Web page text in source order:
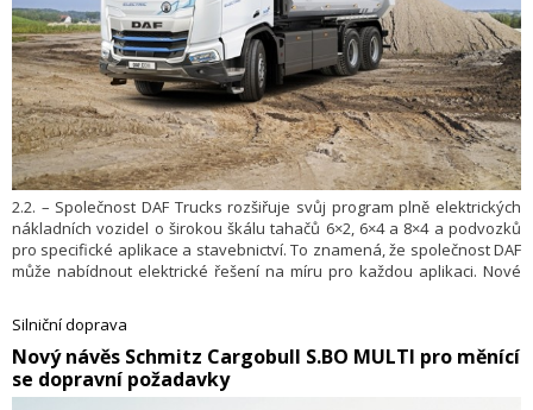
2.2. – Společnost DAF Trucks rozšiřuje svůj program plně elektrických
nákladních vozidel o širokou škálu tahačů 6×2, 6×4 a 8×4 a podvozků
pro specifické aplikace a stavebnictví. To znamená, že společnost DAF
může nabídnout elektrické řešení na míru pro každou aplikaci. Nové
oceněná titulem „International Truck of the Year 2026“ – a pro nové
modely XG a XG+ Electric, které mají nejprostornější kabiny na trhu.
Silniční doprava
​Nový návěs Schmitz Cargobull S.BO MULTI pro měnící
se dopravní požadavky